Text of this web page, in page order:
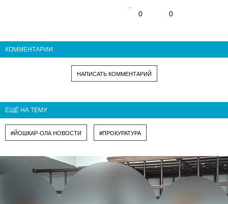
0 0
КОММЕНТАРИИ
НАПИСАТЬ КОММЕНТАРИЙ
ЕЩЁ НА ТЕМУ
#ЙОШКАР-ОЛА НОВОСТИ #ПРОКУРАТУРА